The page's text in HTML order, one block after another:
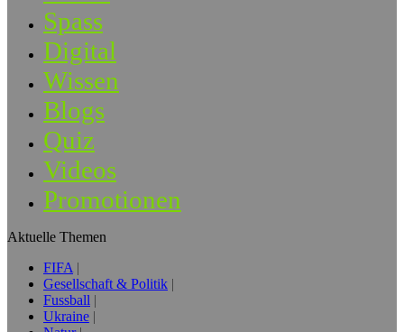
Spass
Digital
Wissen
Blogs
Quiz
Videos
Promotionen
Aktuelle Themen
FIFA
Gesellschaft & Politik
Fussball
Ukraine